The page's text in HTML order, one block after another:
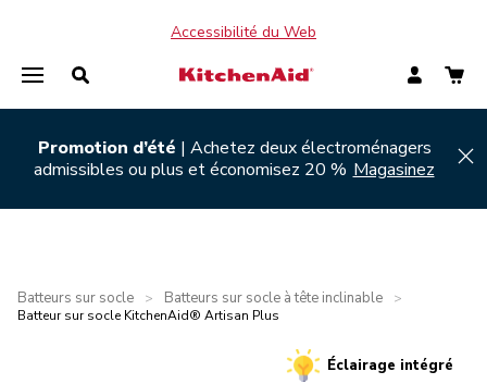
Accessibilité du Web
Promotion d’été | Achetez deux électroménagers
admissibles ou plus et économisez 20 % Magasinez
Batteurs sur socle > Batteurs sur socle à tête inclinable
>
Batteur sur socle KitchenAid® Artisan Plus
Éclairage intégré